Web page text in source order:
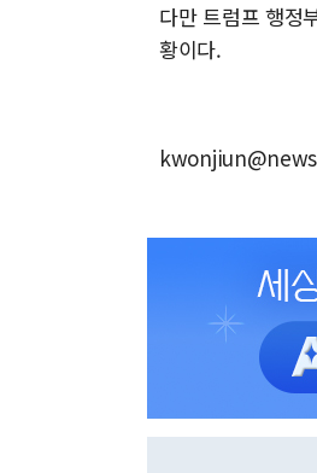
다만 트럼프 행정
황이다.